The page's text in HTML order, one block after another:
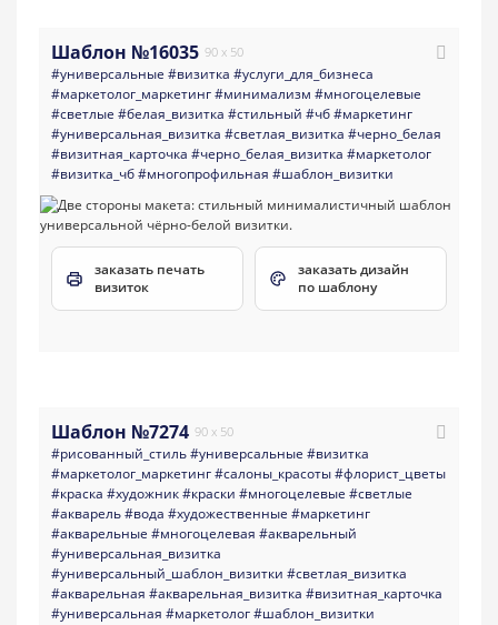
Шаблон №16035 90 x 50
#универсальные #визитка #услуги_для_бизнеса
#маркетолог_маркетинг#минимализм #многоцелевые
#светлые #белая_визитка #стильный #чб#маркетинг
#универсальная_визитка #светлая_визитка #черно_белая
#визитная_карточка #черно_белая_визитка #маркетолог
#визитка_чб#многопрофильная #шаблон_визитки
заказать печать
визиток
заказать дизайн
по шаблону
Шаблон №7274 90 x 50
#рисованный_стиль#универсальные #визитка
#маркетолог_маркетинг#салоны_красоты#флорист_цветы
#краска #художник#краски #многоцелевые #светлые
#акварель#вода #художественные #маркетинг
#акварельные #многоцелевая #акварельный
#универсальная_визитка
#универсальный_шаблон_визитки #светлая_визитка
#акварельная #акварельная_визитка #визитная_карточка
#универсальная #маркетолог#шаблон_визитки